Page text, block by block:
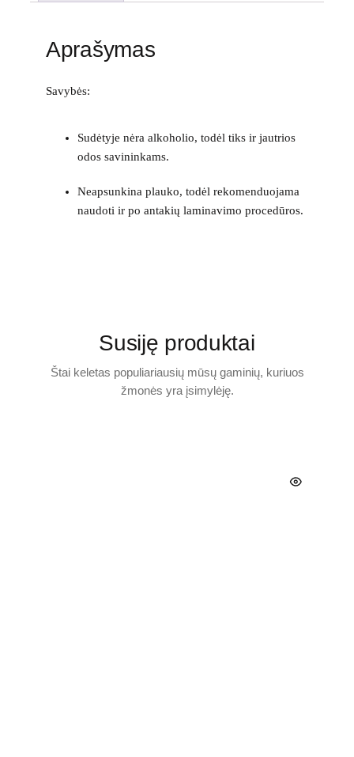
Aprašymas
Savybės:
Sudėtyje nėra alkoholio, todėl tiks ir jautrios
odos savininkams.
Neapsunkina plauko, todėl rekomenduojama
naudoti ir po antakių laminavimo procedūros.
Susiję produktai
Štai keletas populiariausių mūsų gaminių, kuriuos
žmonės yra įsimylėję.